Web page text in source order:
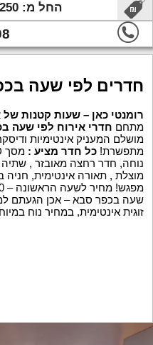
החל מ: 250 ₪
חדרים לפי שעה
רומנטי כאן – שעות קטנות
מתחם חדרי אירוח לפי שעה
מושלם המעניק אינטימיות
מתפשרת! כל חדר מציע :
נוחה, חדר רחצה מאובזר ,
מוצלת , תאורה אינטימית,
שעה בכפר סבא – אכן הגעתם
זוגית אינטימית, במחיר נוח